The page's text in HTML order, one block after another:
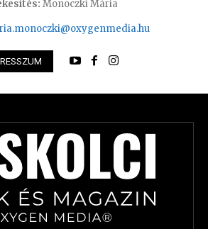
Monoczki Mária